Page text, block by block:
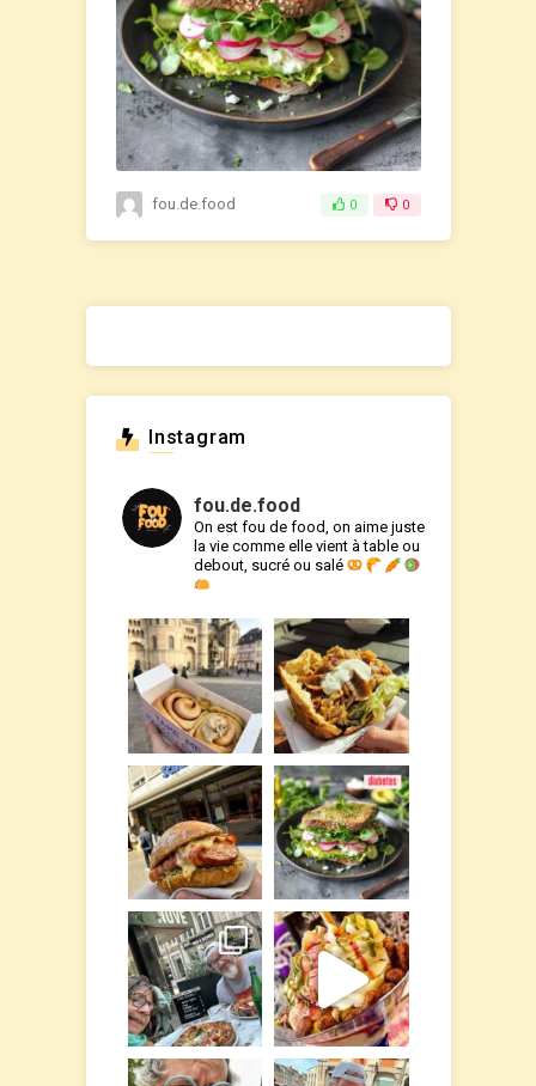
fou.de.food 0 0
Instagram
fou.de.food
On est fou de food, on aime juste
la vie comme elle vient à table ou
debout, sucré ou salé